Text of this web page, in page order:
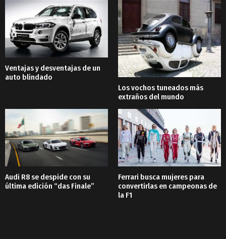
Ventajas y desventajas de un
auto blindado
Los vochos tuneados más
extraños del mundo
Audi R8 se despide con su
última edición “das Finale”
Ferrari busca mujeres para
convertirlas en campeonas de
la F1